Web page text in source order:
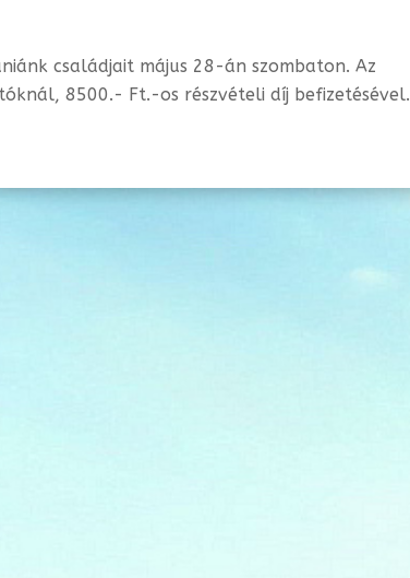
családjait május 28-án szombaton. Az
8500.- Ft.-os részvételi díj befizetésével.